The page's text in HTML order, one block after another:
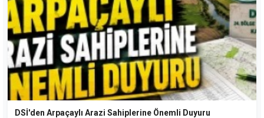
DSİ'den Arpaçaylı Arazi Sahiplerine Önemli Duyuru